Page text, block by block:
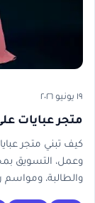
١٩ يونيو ٢٠٢٦
متجر عبايات على
كيف تبني متجر
وعمل، التسويق
والطالبة، ومواسم